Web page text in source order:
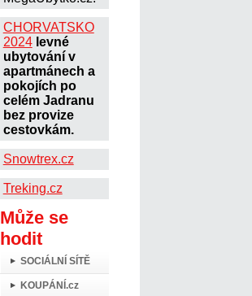
CHORVATSKO
2024 levné
ubytování v
apartmánech a
pokojích po
celém Jadranu
bez provize
cestovkám.
Snowtrex.cz
Treking.cz
Může se
hodit
SOCIÁLNÍ SÍTĚ
KOUPÁNÍ.cz